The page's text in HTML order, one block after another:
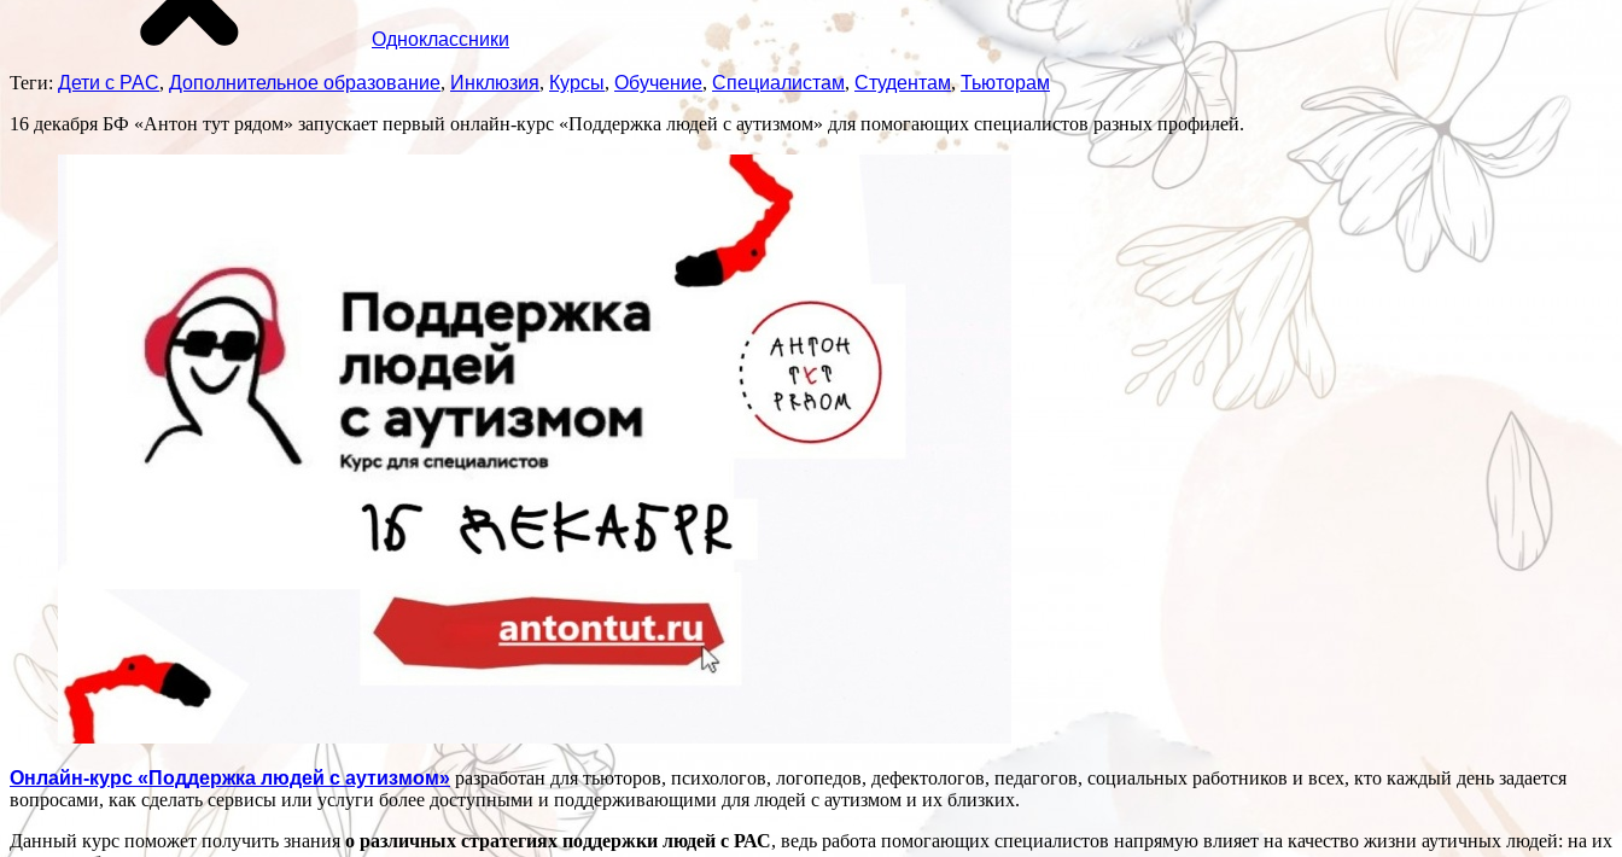
Одноклассники
Теги: Дети с РАС, Дополнительное образование, Инклюзия, Курсы, Обучение, Специалистам, Студентам,Тьюторам
16 декабря БФ «Антон тут рядом» запускает первый онлайн-курс «‎Поддержка людей с аутизмом» для помогающих специалистов разных профилей.
Онлайн-курс «‎Поддержка людей с аутизмом» разработан для тьюторов, психологов, логопедов, дефектологов, педагогов, социальных работников и всех, кто каждый день задается
вопросами, как сделать сервисы или услуги более доступными и поддерживающими для людей с аутизмом и их близких.
Данный курс поможет получить знанияо различных стратегиях поддержки людей с РАС, ведь работа помогающих специалистов напрямую влияет на качество жизни аутичных людей: на их